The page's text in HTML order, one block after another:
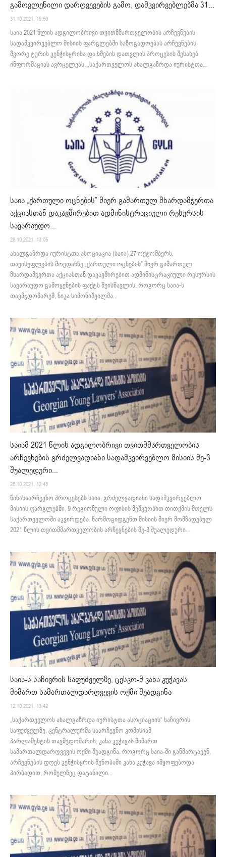
გამოვლენილი დარღვევების გამო, დამკვირვებლებმა 31...
31.10.2021. 19:50
საია 2021 წლის ადგილობრივი თვითმმართველობის არჩევნების
სადამკვირვებლო მისიის ფარგლებში საზოგადოებას არჩევნების
მეორე ტურის კენჭისყრისა და ხმების დათვლის პროცესის შესახებ
ინფორმაციას ავრცელებს. „საქართველოს ახალგაზრდა იურისტთა...
საია „ქართული ოცნების” მიერ გამართულ მხარდამჭერთა
აქციასთან დაკავშირებით ადმინისტრაციული რესურსის
სავარაუდო...
28.10.2021. 13:05
ახალგაზრდა იურისტთა ასოციაცია (საია) 27 ოქტომბერს,
თავისუფლების მოედანზე „ქართული ოცნების" მიერ გამართულ
მხარდამჭერთა აქციასთან დაკავშირებით ადმინისტრაციული რესურსის
სავარაუდო გამოყენების ფაქტს შეისწავლის. როგორც საია-ს
თავმჯდომარემ, ნიკა სიმონიშვილმა...
საიამ 2021 წლის ადგილობრივი თვითმმართველობის
არჩევნების გრძელვადიანი სადამკვირვებლო მისიის მე-3
შუალედური...
28.10.2021. 12:48
წინასაარჩევნო პროცესებს საია, გრძელვადიანი სადამკვირვებლო
მისიის ფარგლებში, 9 რეგიონული ოფისის მეშვეობით თითქმის მთელს
საქართველოში აკვირდება. წარმოგიდგენთ მისიის მიერ მომზადებულ
2021 წლის თვითმმართველობის არჩევნების მე-3 შუალედური...
საია-ს საჩივრის საფუძველზე, ცესკო-მ კახა კუჭავას
მიმართ სამართალდარღვევის ოქმი შეადგინა
12.10.2021. 13:42
„საქართველოს ახალგაზრდა იურისტთა ასოციაციის“ საჩივრის
საფუძველზე, ცენტრალურმა საარჩევნო კომისიამ
პარლამენტის თავმჯდომარის, კახა კუჭავას მიმართ
სამართალდარღვევის ოქმი შეადგინა. როგორც საია-ში განმარტავენ,
არჩევნების დღეს კენჭისყრის შენობაში კახა კუჭავა იმყოფებოდა
პირბადით, რომელზეც დატანილი...